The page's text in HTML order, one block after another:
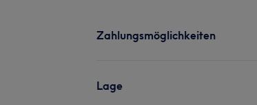
Zahlungsmöglichkeiten
Lage